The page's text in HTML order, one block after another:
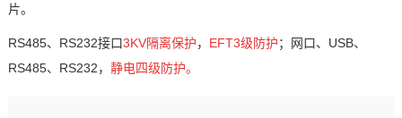
片。
RS485、RS232接口3KV隔离保护， EFT3级防护； 网口、USB、
RS485、RS232， 静电四级防护。